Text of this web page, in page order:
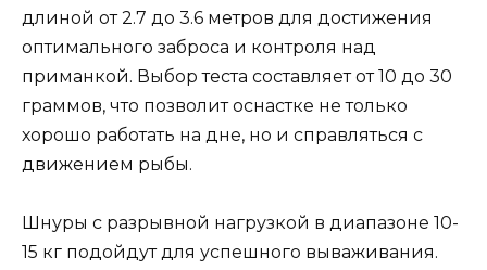
длиной от 2.7 до 3.6 метров для достижения
оптимального заброса и контроля над
приманкой. Выбор теста составляет от 10 до 30
граммов, что позволит оснастке не только
хорошо работать на дне, но и справляться с
движением рыбы.
Шнуры с разрывной нагрузкой в диапазоне 10-
15 кг подойдут для успешного вываживания.